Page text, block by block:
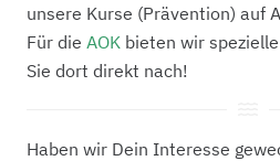
unsere Kurse (Prävention) auf
Für die AOK bieten wir
Sie dort direkt nach!
Haben wir Dein Interesse